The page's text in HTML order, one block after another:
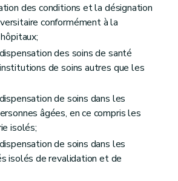
des conditions et la désignation
conformément à la
des soins de santé
de soins autres que les
de soins dans les
âgées, en ce compris les
isolés;
de soins dans les
isolés de revalidation et de